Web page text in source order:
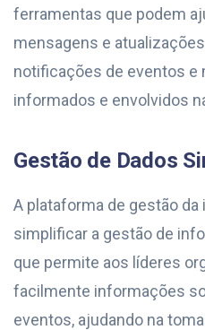
ferramentas que podem
mensagens e
notificações de eventos e
informados e envolvidos
Gestão de Dados
A plataforma de gestão da
simplificar a gestão de
que permite aos líderes
facilmente informações
eventos, ajudando na